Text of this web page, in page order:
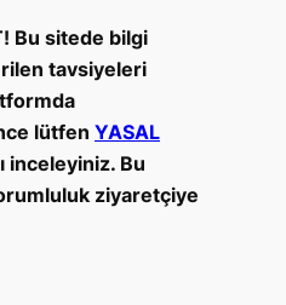
Bu sitede bilgi
tavsiyeleri
lütfen YASAL
inceleyiniz. Bu
ziyaretçiye